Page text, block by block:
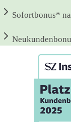
Sofortbonus*